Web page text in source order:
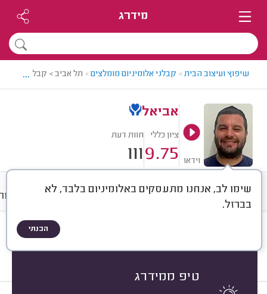
מידרג
שיפוץ ועיצוב הבית> קבלני אלומיניום מומלצים> תל אביב > קבלן ...
וידאו
אביאל
ציון כללי
9.75
חוות דעת
111
שימו לב, אנחנו מתעסקים באלומיניום בלבד, לא
בברזל.
הבנתי
טיפ ממידרג
חוות דעת ממוצע גלריה